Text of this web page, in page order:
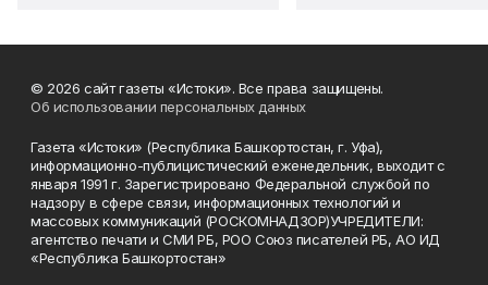
© 2026 сайт газеты «Истоки». Все права защищены.
Об использовании персональных данных
Газета «Истоки» (Республика Башкортостан, г. Уфа),
информационно-публицистический еженедельник, выходит с
января 1991 г. Зарегистрировано Федеральной службой по
надзору в сфере связи, информационных технологий и
массовых коммуникаций (РОСКОМНАДЗОР)УЧРЕДИТЕЛИ:
агентство печати и СМИ РБ, РОО Союз писателей РБ, АО ИД
«Республика Башкортостан»